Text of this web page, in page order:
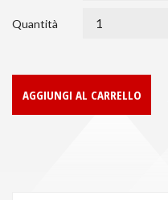
Quantità
AGGIUNGI AL CARRELLO